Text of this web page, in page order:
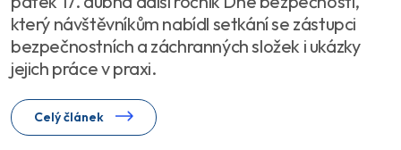
který návštěvníkům nabídl setkání se zástupci
bezpečnostních a záchranných složek i ukázky
jejich práce v praxi.
Celý článek